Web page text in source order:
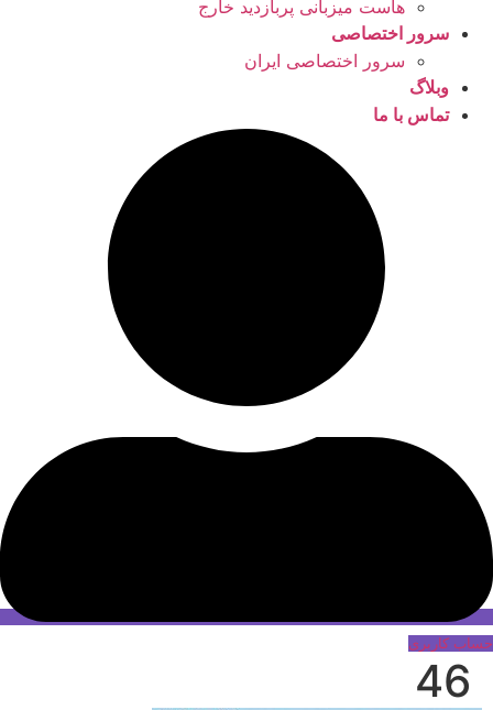
هاست میزبانی پربازدید خارج
سرور اختصاصی
سرور اختصاصی ایران
وبلاگ
تماس با ما
حساب کاربری
46